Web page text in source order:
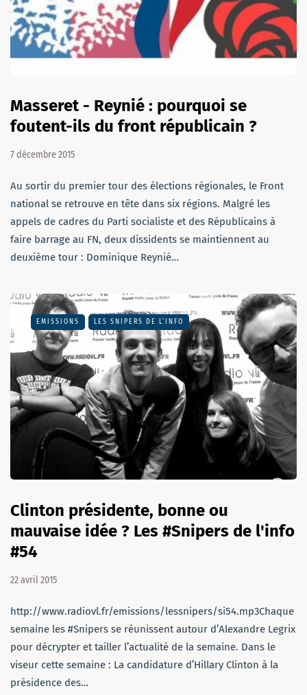
Masseret - Reynié : pourquoi se
foutent-ils du front républicain ?
7 décembre 2015
Au sortir du premier tour des élections régionales, le Front
national se retrouve en tête dans six régions. Malgré les
appels de cadres du Parti socialiste et des Républicains à
faire barrage au FN, deux dissidents se maintiennent au
deuxième tour : Dominique Reynié…
EMISSIONS LES SNIPERS DE L’INFO
Clinton présidente, bonne ou
mauvaise idée ? Les #Snipers de l'info
#54
22 avril 2015
http://www.radiovl.fr/emissions/lessnipers/si54.mp3Chaque
semaine les #Snipers se réunissent autour d’Alexandre Legrix
pour décrypter et tailler l’actualité de la semaine. Dans le
viseur cette semaine : La candidature d’Hillary Clinton à la
présidence des…